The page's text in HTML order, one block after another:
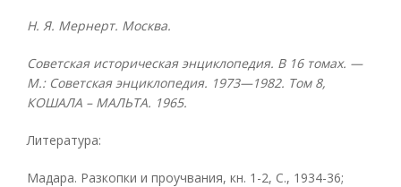
Н. Я. Мернерт. Москва.
Советская историческая энциклопедия. В 16 томах. —
М.: Советская энциклопедия. 1973—1982. Том 8,
КОШАЛА – МАЛЬТА. 1965.
Литература:
Мадара. Разкопки и проучвания, кн. 1-2, С., 1934-36;